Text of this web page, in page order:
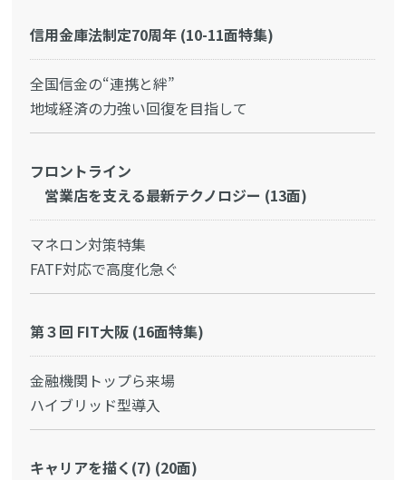
信用金庫法制定70周年 (10-11面特集)
全国信金の“連携と絆”
地域経済の力強い回復を目指して
フロントライン
営業店を支える最新テクノロジー (13面)
マネロン対策特集
FATF対応で高度化急ぐ
第３回 FIT大阪 (16面特集)
金融機関トップら来場
ハイブリッド型導入
キャリアを描く(7) (20面)